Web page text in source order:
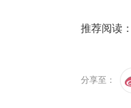
推荐阅读：
分享至：